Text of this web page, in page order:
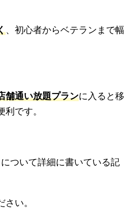
、初心者からベテランまで幅
舗通い放題プランに入ると移
です。
ついて詳細に書いている記
い。